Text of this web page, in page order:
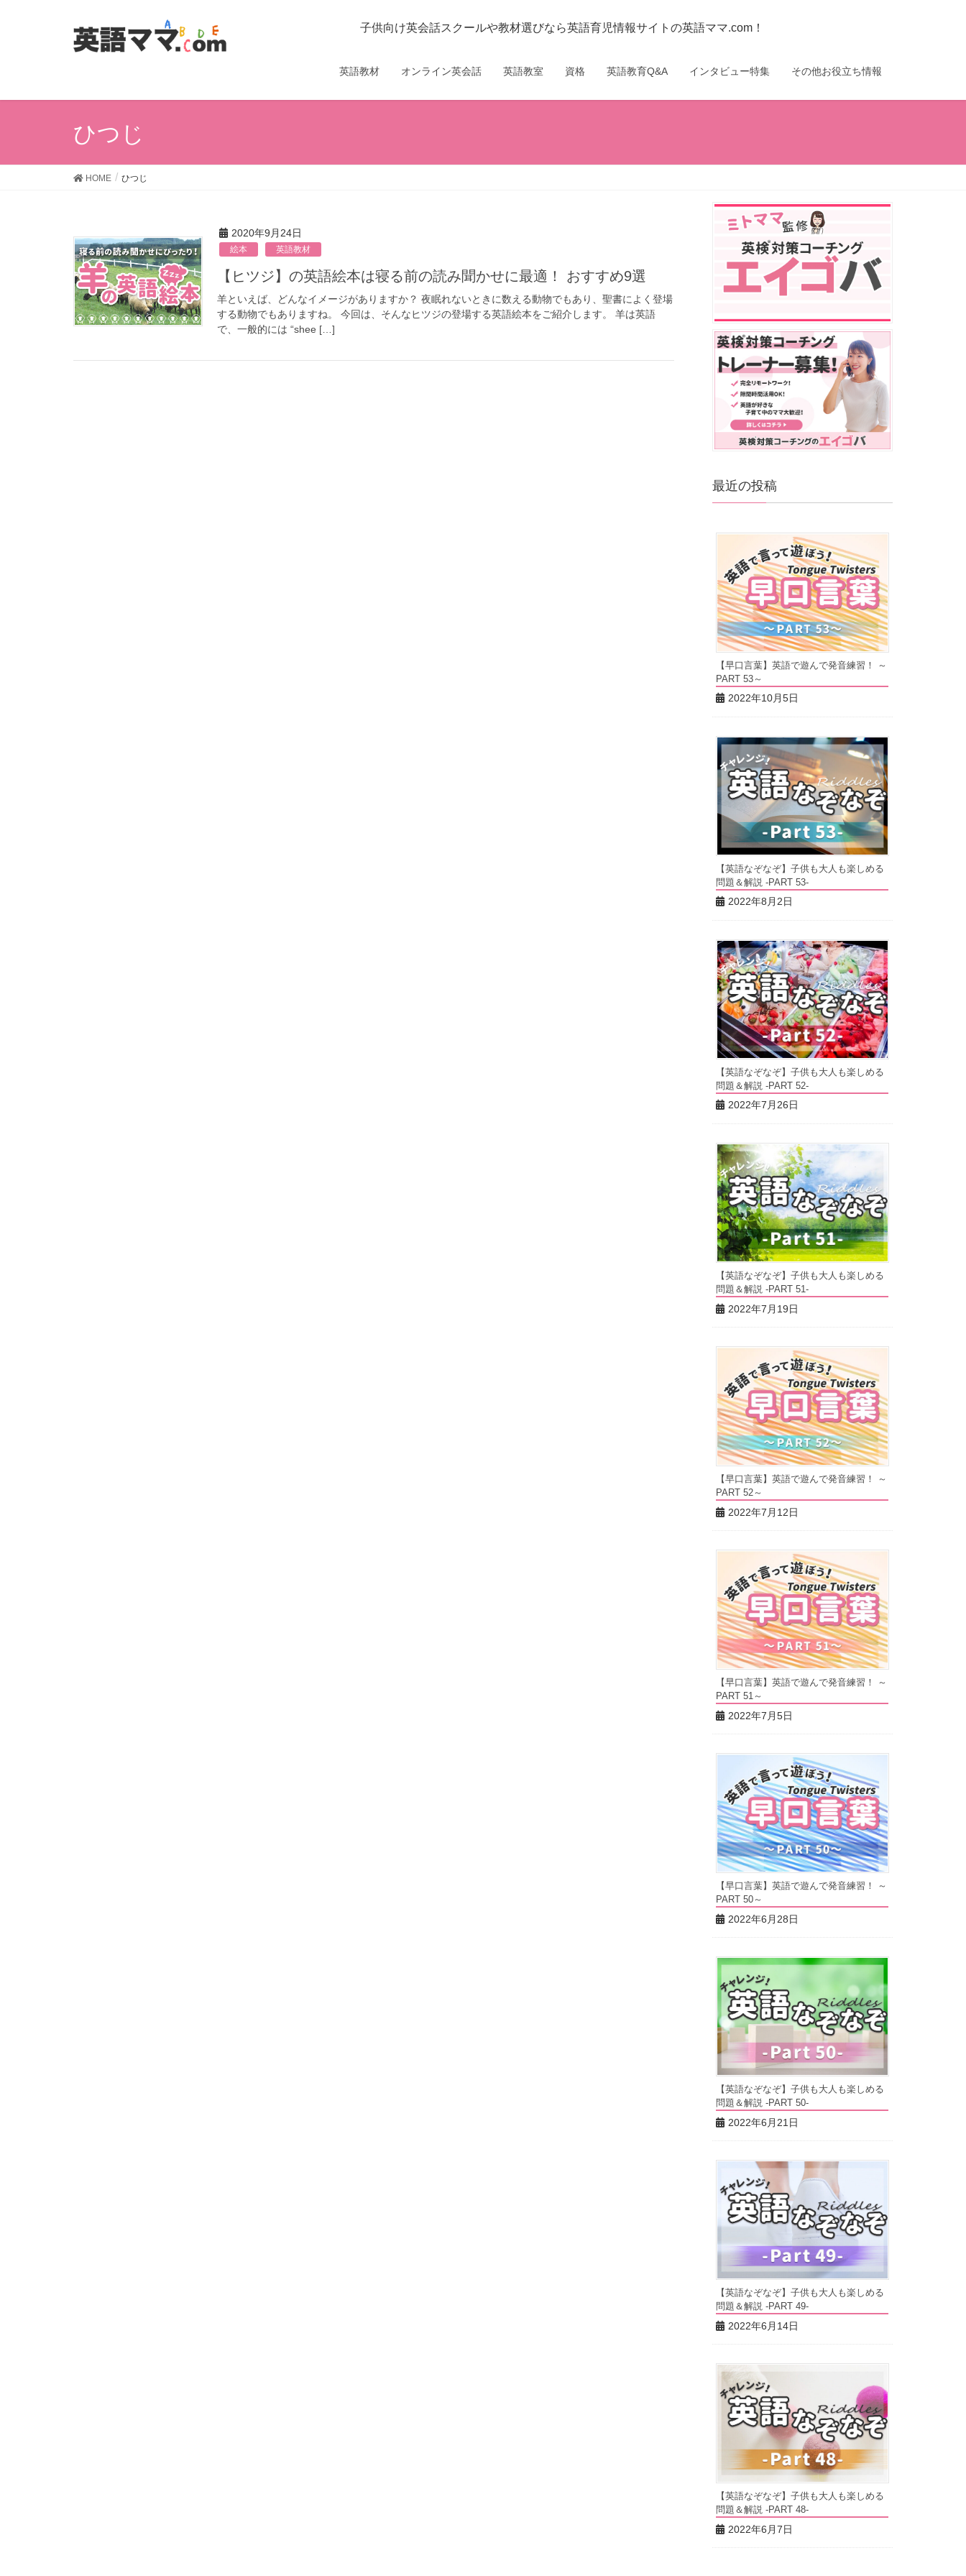
子供向け英会話スクールや教材選びなら英語育児情報サイトの英語ママ.com！
英語教材 オンライン英会話 英語教室 資格 英語教育Q&A インタビュー特集 その他お役立ち情報
ひつじ
HOME ひつじ
2020年9月24日
絵本 英語教材
【ヒツジ】の英語絵本は寝る前の読み聞かせに最適！ おすすめ9選
羊といえば、どんなイメージがありますか？ 夜眠れないときに数える動物でもあり、聖書によく登場
する動物でもありますね。 今回は、そんなヒツジの登場する英語絵本をご紹介します。 羊は英語
で、一般的には “shee […]
最近の投稿
【早口言葉】英語で遊んで発音練習！ ～
PART 53～
2022年10月5日
【英語なぞなぞ】子供も大人も楽しめる
問題＆解説 -PART 53-
2022年8月2日
【英語なぞなぞ】子供も大人も楽しめる
問題＆解説 -PART 52-
2022年7月26日
【英語なぞなぞ】子供も大人も楽しめる
問題＆解説 -PART 51-
2022年7月19日
【早口言葉】英語で遊んで発音練習！ ～
PART 52～
2022年7月12日
【早口言葉】英語で遊んで発音練習！ ～
PART 51～
2022年7月5日
【早口言葉】英語で遊んで発音練習！ ～
PART 50～
2022年6月28日
【英語なぞなぞ】子供も大人も楽しめる
問題＆解説 -PART 50-
2022年6月21日
【英語なぞなぞ】子供も大人も楽しめる
問題＆解説 -PART 49-
2022年6月14日
【英語なぞなぞ】子供も大人も楽しめる
問題＆解説 -PART 48-
2022年6月7日